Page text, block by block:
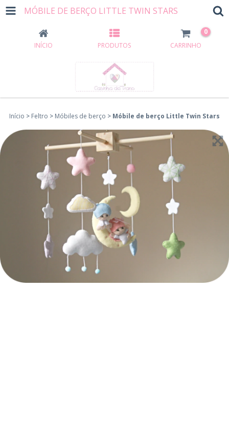
MÓBILE DE BERÇO LITTLE TWIN STARS
INÍCIO PRODUTOS CARRINHO
0
Início > Feltro > Móbiles de berço > Móbile de berço Little Twin Stars